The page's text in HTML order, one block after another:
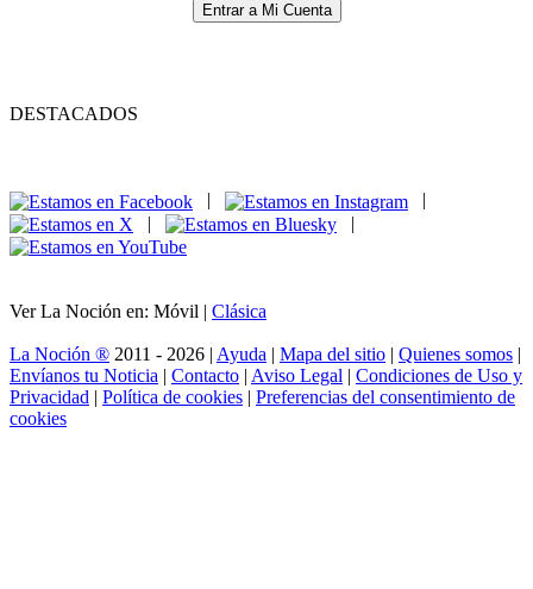
Entrar a Mi Cuenta
DESTACADOS
|
|
Ver La Noción en: Móvil | Clásica
La Noción ® 2011 - 2026 | Ayuda | Mapa del sitio | Quienes somos |
Envíanos tu Noticia | Contacto | Aviso Legal | Condiciones de Uso y
Privacidad | Política de cookies | Preferencias del consentimiento de
cookies